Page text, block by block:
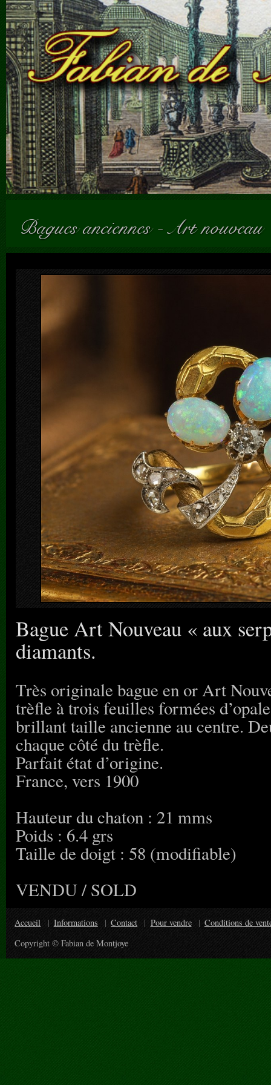
Bagues anciennes Art nouveau
Bague Art Nouveau « aux
diamants.
Très originale bague en or Art
trèfle à trois feuilles formées
brillant taille ancienne au centre.
chaque côté du trèfle.
Parfait état d’origine.
France, vers 1900
Hauteur du chaton : 21 mms
Poids : 6.4 grs
Taille de doigt : 58 (modifiable)
VENDU / SOLD
Accueil Informations Contact Pour vendre
Conditions de
Copyright © Fabian de Montjoye